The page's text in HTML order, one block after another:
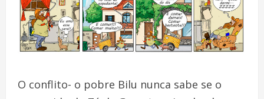
O conflito- o pobre Bilu nunca sabe se o